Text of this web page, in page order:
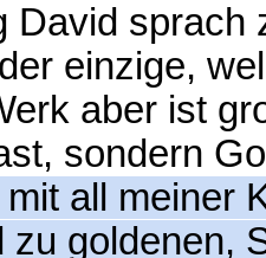
David sprach
einzige,
aber ist
sondern
all meiner
zu goldenen,